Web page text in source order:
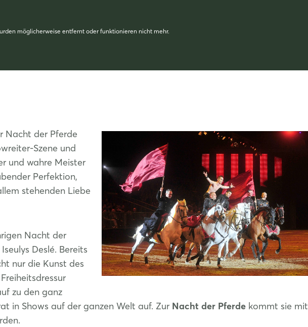
möglicherweise entfernt oder funktionieren nicht mehr.
Nacht der Pferde
Szene und
und wahre Meister
Perfektion,
stehenden Liebe
Nacht der
Deslé. Bereits
nur die Kunst des
zu den ganz
in Shows auf der ganzen Welt auf. Zur Nacht der Pferde kommt sie mit